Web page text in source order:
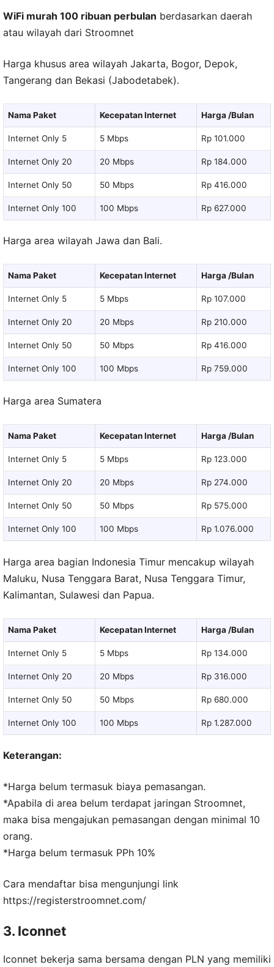
WiFi murah 100 ribuan perbulan berdasarkan daerah
atau wilayah dari Stroomnet
Harga khusus area wilayah Jakarta, Bogor, Depok,
Tangerang dan Bekasi (Jabodetabek).
Nama Paket Kecepatan Internet Harga /Bulan
Internet Only 5 5 Mbps Rp 101.000
Internet Only 20 20 Mbps Rp 184.000
Internet Only 50 50 Mbps Rp 416.000
Internet Only 100 100 Mbps Rp 627.000
Harga area wilayah Jawa dan Bali.
Nama Paket Kecepatan Internet Harga /Bulan
Internet Only 5 5 Mbps Rp 107.000
Internet Only 20 20 Mbps Rp 210.000
Internet Only 50 50 Mbps Rp 416.000
Internet Only 100 100 Mbps Rp 759.000
Harga area Sumatera
Nama Paket Kecepatan Internet Harga /Bulan
Internet Only 5 5 Mbps Rp 123.000
Internet Only 20 20 Mbps Rp 274.000
Internet Only 50 50 Mbps Rp 575.000
Internet Only 100 100 Mbps Rp 1.076.000
Harga area bagian Indonesia Timur mencakup wilayah
Maluku, Nusa Tenggara Barat, Nusa Tenggara Timur,
Kalimantan, Sulawesi dan Papua.
Nama Paket Kecepatan Internet Harga /Bulan
Internet Only 5 5 Mbps Rp 134.000
Internet Only 20 20 Mbps Rp 316.000
Internet Only 50 50 Mbps Rp 680.000
Internet Only 100 100 Mbps Rp 1.287.000
Keterangan:
*Harga belum termasuk biaya pemasangan.
*Apabila di area belum terdapat jaringan Stroomnet,
maka bisa mengajukan pemasangan dengan minimal 10
orang.
*Harga belum termasuk PPh 10%
Cara mendaftar bisa mengunjungi link
https://registerstroomnet.com/
3. Iconnet
Iconnet bekerja sama bersama dengan PLN yang memiliki